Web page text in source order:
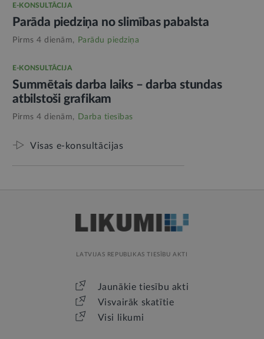
E-KONSULTĀCIJA
Parāda piedziņa no slimības pabalsta
Pirms 4 dienām, Parādu piedziņa
E-KONSULTĀCIJA
Summētais darba laiks – darba stundas
atbilstoši grafikam
Pirms 4 dienām, Darba tiesības
Visas e-konsultācijas
LATVIJAS REPUBLIKAS TIESĪBU AKTI
Jaunākie tiesību akti
Visvairāk skatītie
Visi likumi